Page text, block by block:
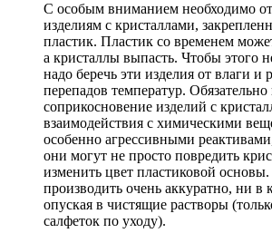
С особым вниманием необходимо
изделиям с кристаллами,
пластик. Пластик со временем
а кристаллы выпасть. Чтобы этого
надо беречь эти изделия от влаги и
перепадов температур.
соприкосновение изделий с
взаимодействия с химическими
особенно агрессивными
они могут не просто повредить
изменить цвет пластиковой
производить очень аккуратно, ни в
опуская в чистящие растворы
салфеток по уходу).